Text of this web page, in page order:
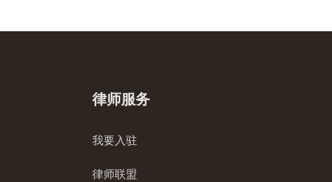
律师服务
我要入驻
律师联盟